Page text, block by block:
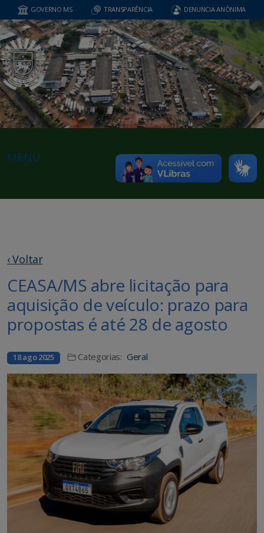
GOVERNO MS TRANSPARÊNCIA DENUNCIA ANÔNIMA
MENU
‹ Voltar
CEASA/MS abre licitação para
aquisição de veículo: prazo para
propostas é até 28 de agosto
18 ago 2025 Categorias: Geral